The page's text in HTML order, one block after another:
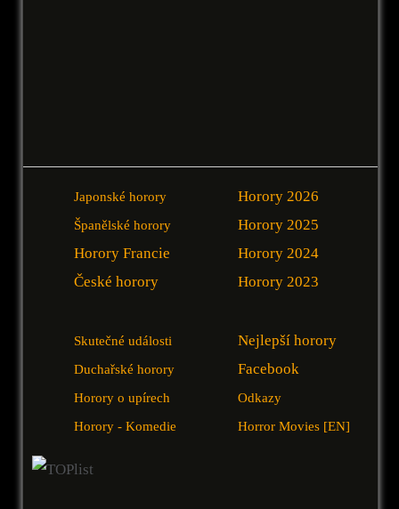
Japonské horory
Španělské horory
Horory Francie
České horory
Horory 2026
Horory 2025
Horory 2024
Horory 2023
Skutečné události
Duchařské horory
Horory o upírech
Horory - Komedie
Nejlepší horory
Facebook
Odkazy
Horror Movies [EN]